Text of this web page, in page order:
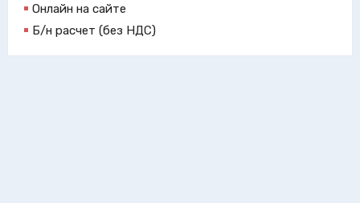
Онлайн на сайте
Б/н расчет (без НДС)